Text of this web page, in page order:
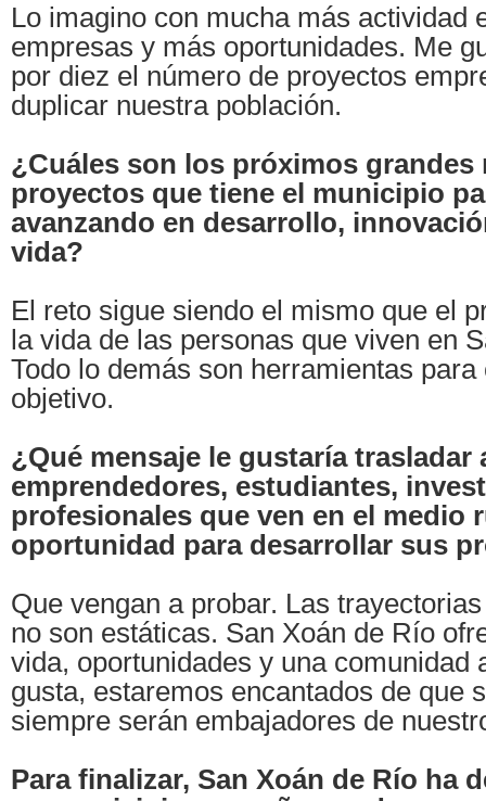
Lo imagino con mucha más actividad
empresas y más oportunidades. Me
por diez el número de proyectos
duplicar nuestra población.
¿Cuáles son los próximos grandes
proyectos que tiene el municipio
avanzando en desarrollo,
vida?
El reto sigue siendo el mismo que el
la vida de las personas que viven en
Todo lo demás son herramientas
objetivo.
¿Qué mensaje le gustaría trasladar
emprendedores, estudiantes,
profesionales que ven en el medio
oportunidad para desarrollar sus
Que vengan a probar. Las
no son estáticas. San Xoán de Río
vida, oportunidades y una comunidad
gusta, estaremos encantados de que
siempre serán embajadores de
Para finalizar, San Xoán de Río ha